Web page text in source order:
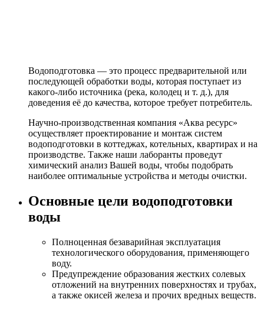
Водоподготовка — это процесс предварительной или
последующей обработки воды, которая поступает из
какого-либо источника (река, колодец и т. д.), для
доведения её до качества, которое требует потребитель.
Научно-производственная компания «Аква ресурс»
осуществляет проектирование и монтаж систем
водоподготовки в коттеджах, котельных, квартирах и на
производстве. Также наши лаборанты проведут
химический анализ Вашей воды, чтобы подобрать
наиболее оптимальные устройства и методы очистки.
Основные цели водоподготовки
воды
Полноценная безаварийная эксплуатация
технологического оборудования, применяющего
воду.
Предупреждение образования жестких солевых
отложений на внутренних поверхностях и трубах,
а также окисей железа и прочих вредных веществ.